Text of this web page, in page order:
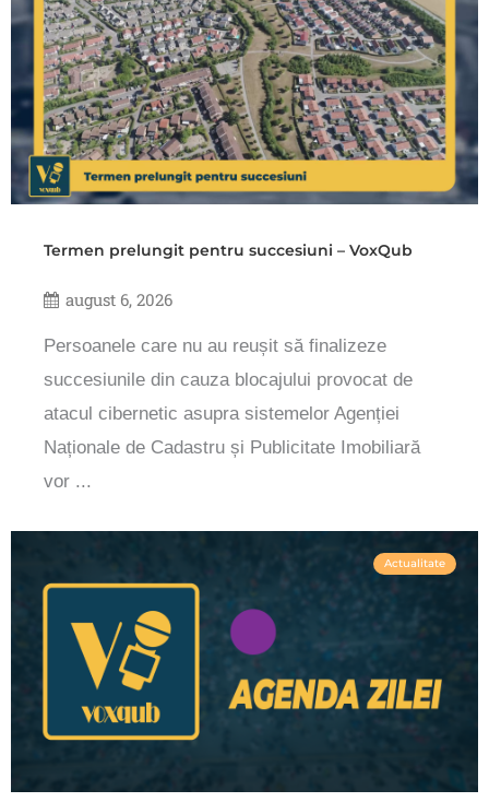
Termen prelungit pentru succesiuni – VoxQub
august 6, 2026
Persoanele care nu au reușit să finalizeze
succesiunile din cauza blocajului provocat de
atacul cibernetic asupra sistemelor Agenției
Naționale de Cadastru și Publicitate Imobiliară
vor ...
Actualitate